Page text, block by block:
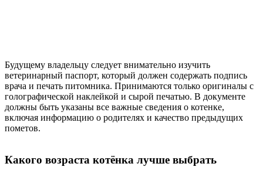
Будущему владельцу следует внимательно изучить
ветеринарный паспорт, который должен содержать подпись
врача и печать питомника. Принимаются только оригиналы с
голографической наклейкой и сырой печатью. В документе
должны быть указаны все важные сведения о котенке,
включая информацию о родителях и качество предыдущих
пометов.
Какого возраста котёнка лучше выбрать